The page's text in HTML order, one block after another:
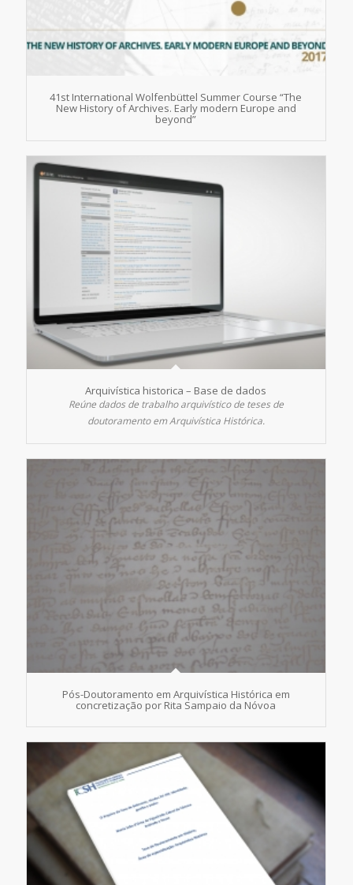
41st International Wolfenbüttel Summer Course “The
New History of Archives. Early modern Europe and
beyond”
Arquivística historica – Base de dados
Reúne dados de trabalho arquivístico de teses de
doutoramento em Arquivística Histórica.
Pós-Doutoramento em Arquivística Histórica em
concretização por Rita Sampaio da Nóvoa